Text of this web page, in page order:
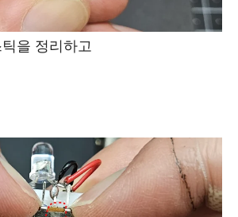
을 정리하고